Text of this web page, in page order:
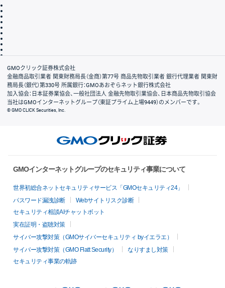
会社案内
GMOクリック証券株式会社
金融商品取引業者 関東財務局長（金商）第77号 商品先物取引業者 銀行代理業者 関東財
務局長（銀代）第330号 所属銀行：GMOあおぞらネット銀行株式会社
加入協会：日本証券業協会、一般社団法人 金融先物取引業協会、日本商品先物取引協会
当社はGMOインターネットグループ（東証プライム上場9449）のメンバーです。
© GMO CLICK Securities, Inc.
GMOインターネットグループのセキュリティ事業について
世界初総合ネットセキュリティサービス「GMOセキュリティ24」
パスワード漏洩診断
Webサイトリスク診断
セキュリティ相談AIチャットボット
実在証明・盗聴対策
サイバー攻撃対策（GMOサイバーセキュリティ byイエラエ）
サイバー攻撃対策（GMO Flatt Security）
なりすまし対策
セキュリティ事業の軌跡